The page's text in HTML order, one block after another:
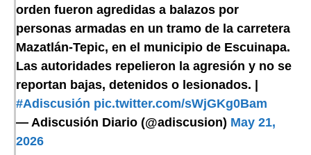
orden fueron agredidas a balazos por
personas armadas en un tramo de la carretera
Mazatlán-Tepic, en el municipio de Escuinapa.
Las autoridades repelieron la agresión y no se
reportan bajas, detenidos o lesionados. |
#Adiscusión pic.twitter.com/sWjGKg0Bam
— Adiscusión Diario (@adiscusion) May 21,
2026